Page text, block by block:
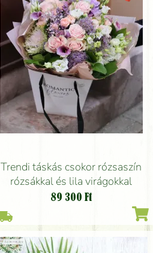
Trendi táskás csokor rózsaszín
rózsákkal és lila virágokkal
89 300 Ft